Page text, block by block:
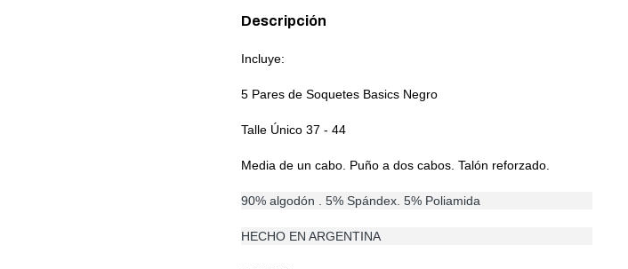
Descripción
Incluye:
5 Pares de Soquetes Basics Negro
Talle Único 37 - 44
Media de un cabo. Puño a dos cabos. Talón reforzado.
90% algodón . 5% Spándex. 5% Poliamida
HECHO EN ARGENTINA